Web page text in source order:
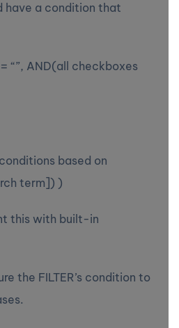
have a condition that
“”, AND(all checkboxes
based on
term]) )
this with built-in
the FILTER’s condition to